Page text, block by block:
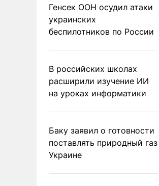
Генсек ООН осудил атаки
украинских
беспилотников по России
В российских школах
расширили изучение ИИ
на уроках информатики
Баку заявил о готовности
поставлять природный газ
Украине